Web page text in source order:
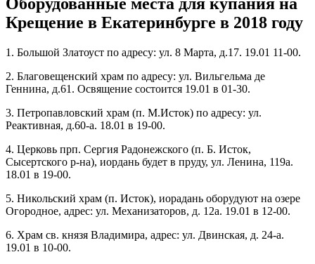
Крещение в Екатеринбурге в 2018 году
1. Большой Златоуст по адресу: ул. 8 Марта, д.17. 19.01 11-00.
2. Благовещенский храм по адресу: ул. Вильгельма де
Геннина, д.61. Освящение состоится 19.01 в 01-30.
3. Петропавловский храм (п. М.Исток) по адресу: ул.
Реактивная, д.60-а. 18.01 в 19-00.
4. Церковь прп. Сергия Радонежского (п. Б. Исток,
Сысертского р-на), иордань будет в пруду, ул. Ленина, 119а.
18.01 в 19-00.
5. Никольский храм (п. Исток), иорадань оборудуют на озере
Огородное, адрес: ул. Механизаторов, д. 12а. 19.01 в 12-00.
6. Храм св. князя Владимира, адрес: ул. Двинская, д. 24-а.
19.01 в 10-00.